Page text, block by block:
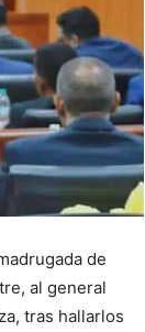
de
al general
tras hallarlos